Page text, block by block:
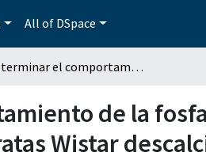
All of DSpace
Determinar el comportamiento de la fosfatasa alcalina ósea, calcio sérico por absorción atómica en ratas Wistar descalcificadas con EDTA
de la
Wistar